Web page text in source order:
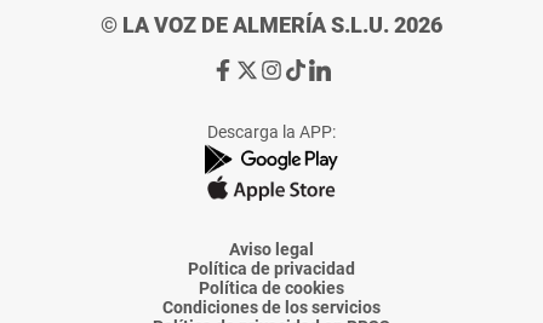
© LA VOZ DE ALMERÍA S.L.U. 2026
Ir
de
La
Voz
Almería
Ir
de
La
Voz
Almería
Ir
de
La
Voz
Almería
Ir
de
La
Voz
Almería
Ir
de
La
Voz
Descarga la APP:
Aviso legal
Política de privacidad
Política de cookies
Condiciones de los servicios